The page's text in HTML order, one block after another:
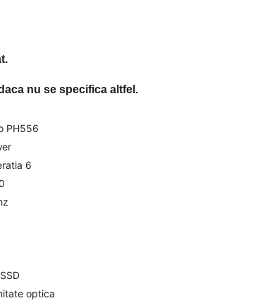
nu se specifica altfel.
PH556
6
optica